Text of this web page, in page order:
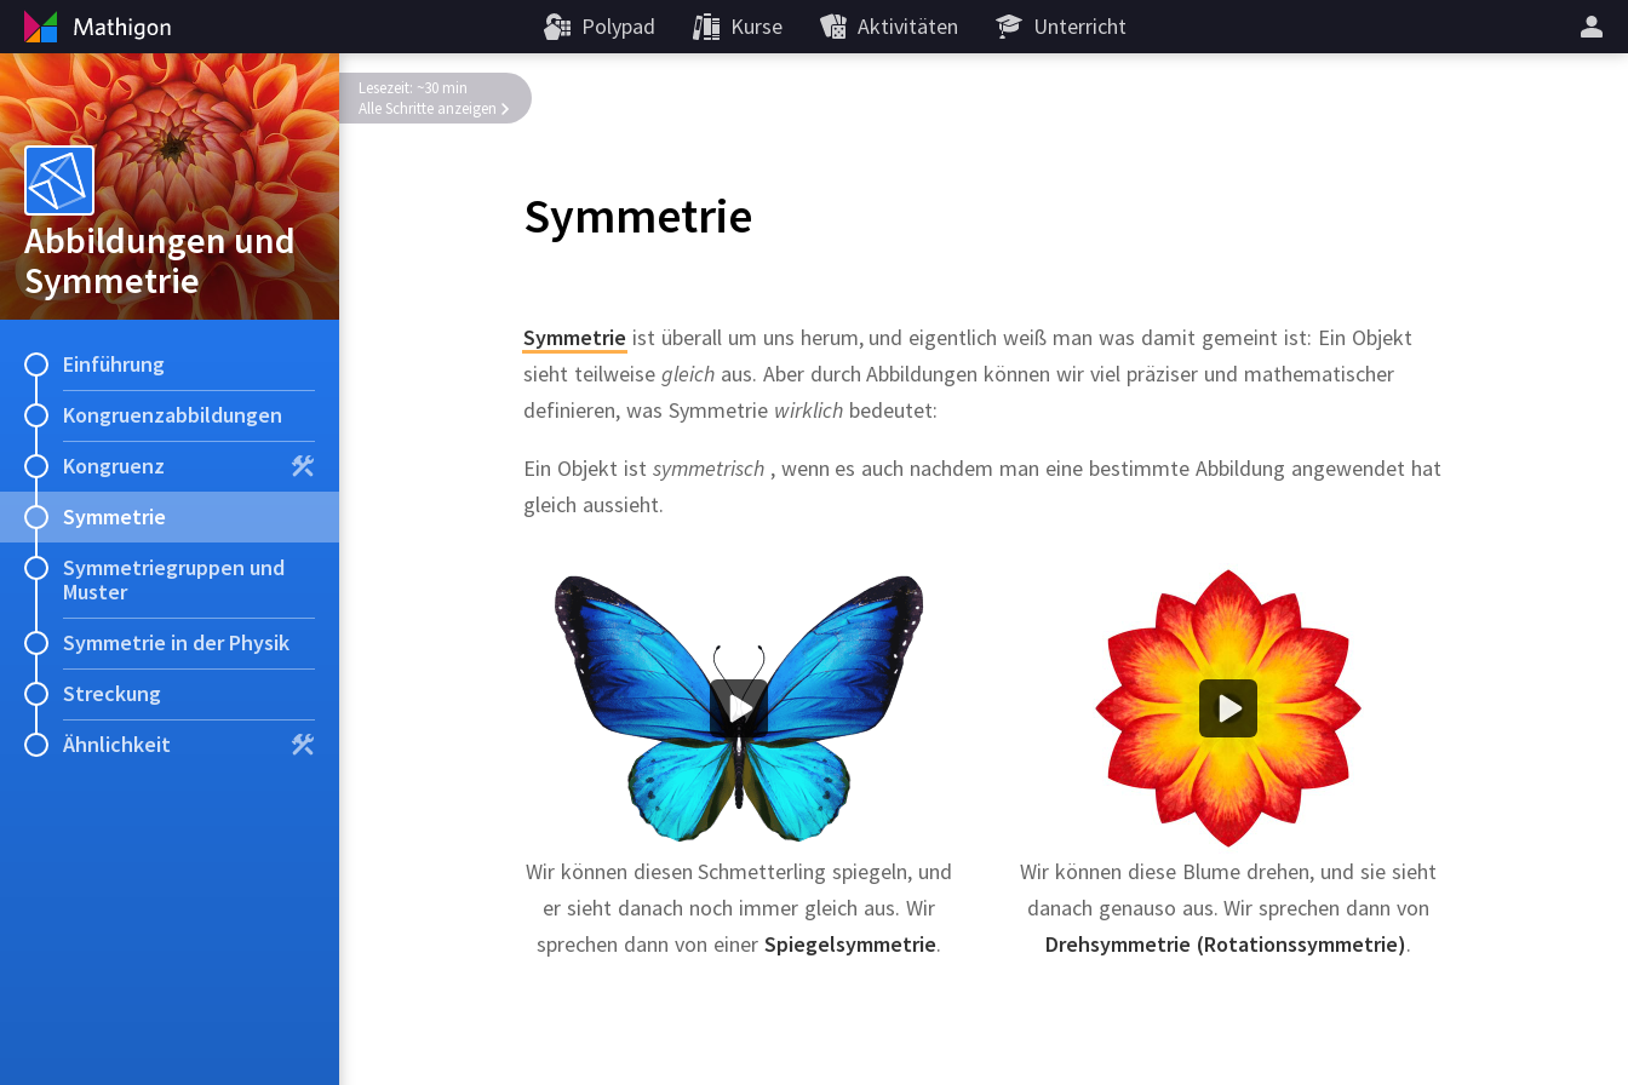
Polypad Kurse Aktivitäten Unterricht
Abbildungen und
Symmetrie
Einführung
Kongruenzabbildungen
Kongruenz
Symmetrie
Symmetriegruppen und
Muster
Symmetrie in der Physik
Streckung
Ähnlichkeit
Symmetrie
Lesezeit: ~30 min
Alle Schritte anzeigen
Symmetrie ist überall um uns herum, und eigentlich weiß man was damit gemeint ist: Ein Objekt
sieht teilweise gleichaus. Aber durch Abbildungen können wir viel präziser und mathematischer
definieren, was Symmetrie wirklichbedeutet:
Ein Objekt ist symmetrisch, wenn es auch nachdem man eine bestimmte Abbildung angewendet hat
gleich aussieht.
Wir können diesen Schmetterling spiegeln, und
er sieht danach noch immer gleich aus. Wir
sprechen dann von einer Spiegelsymmetrie.
Wir können diese Blume drehen, und sie sieht
danach genauso aus. Wir sprechen dann von
Drehsymmetrie (Rotationssymmetrie).